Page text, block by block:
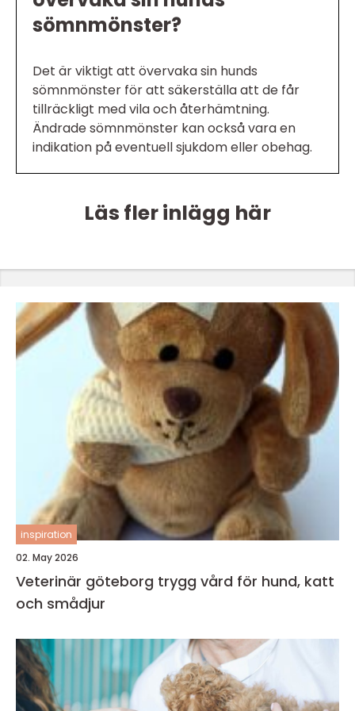
sömnmönster?
Det är viktigt att övervaka sin hunds
sömnmönster för att säkerställa att de får
tillräckligt med vila och återhämtning.
Ändrade sömnmönster kan också vara en
indikation på eventuell sjukdom eller obehag.
Läs fler inlägg här
inspiration
02. May 2026
Veterinär göteborg trygg vård för hund, katt
och smådjur